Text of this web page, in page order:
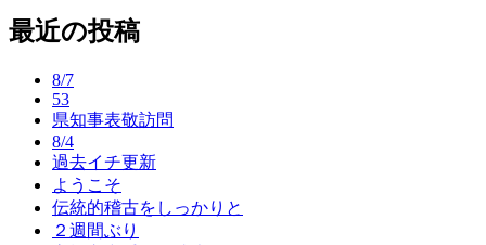
稿
最近の投稿
8/7
53
県知事表敬訪問
8/4
過去イチ更新
ようこそ
伝統的稽古をしっかりと
２週間ぶり